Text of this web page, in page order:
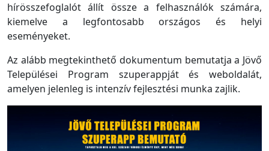
hírösszefoglalót állít össze a felhasználók számára,
kiemelve a legfontosabb országos és helyi
eseményeket.
Az alább megtekinthető dokumentum bemutatja a Jövő
Települései Program szuperappját és weboldalát,
amelyen jelenleg is intenzív fejlesztési munka zajlik.